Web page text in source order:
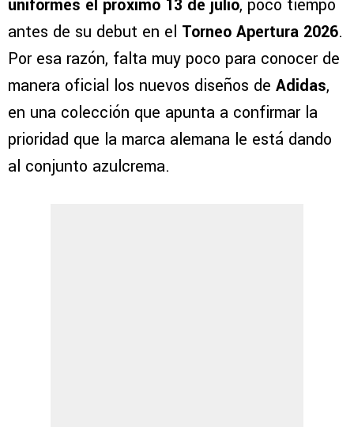
uniformes el próximo 13 de julio, poco tiempo
antes de su debut en el Torneo Apertura 2026.
Por esa razón, falta muy poco para conocer de
manera oficial los nuevos diseños de Adidas,
en una colección que apunta a confirmar la
prioridad que la marca alemana le está dando
al conjunto azulcrema.